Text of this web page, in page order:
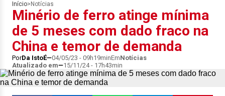
Início> Notícias
Minério de ferro atinge mínima
de 5 meses com dado fraco na
China e temor de demanda
PorDa IstoÉ 04/05/23 - 09h19minEmNotícias
Atualizado em
15/11/24 - 17h43min